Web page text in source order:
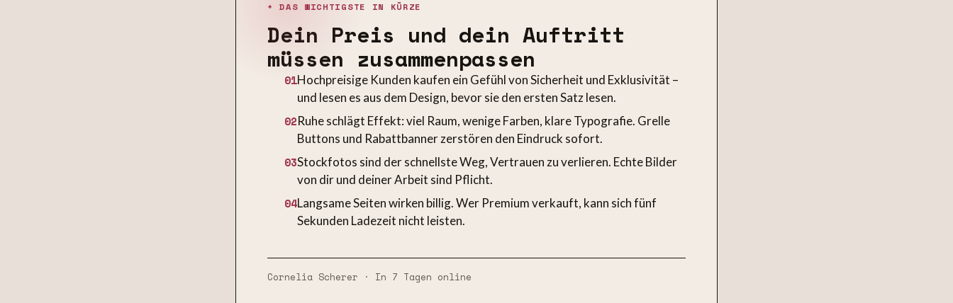
+ DAS WICHTIGSTE IN KÜRZE
Dein Preis und dein Auftritt
müssen zusammenpassen
01Hochpreisige Kunden kaufen ein Gefühl von Sicherheit und Exklusivität –
und lesen es aus dem Design, bevor sie den ersten Satz lesen.
02Ruhe schlägt Effekt: viel Raum, wenige Farben, klare Typografie. Grelle
Buttons und Rabattbanner zerstören den Eindruck sofort.
03Stockfotos sind der schnellste Weg, Vertrauen zu verlieren. Echte Bilder
von dir und deiner Arbeit sind Pflicht.
04Langsame Seiten wirken billig. Wer Premium verkauft, kann sich fünf
Sekunden Ladezeit nicht leisten.
Cornelia Scherer · In 7 Tagen online